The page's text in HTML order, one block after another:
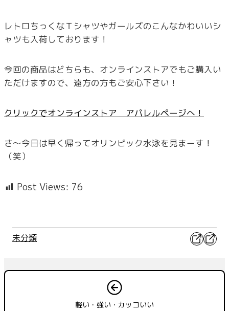
レトロちっくなＴシャツやガールズのこんなかわいいシ
ャツも入荷しております！
今回の商品はどちらも、オンラインストアでもご購入い
ただけますので、遠方の方もご安心下さい！
クリックでオンラインストア アパレルページへ！
さ～今日は早く帰ってオリンピック水泳を見まーす！
（笑）
Post Views: 76
未分類 X
軽い・強い・カッコいい